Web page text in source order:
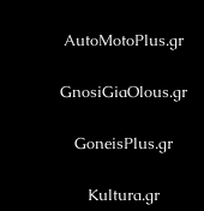
AutoMotoPlus.gr
GnosiGiaOlous.gr
GoneisPlus.gr
Kultura.gr